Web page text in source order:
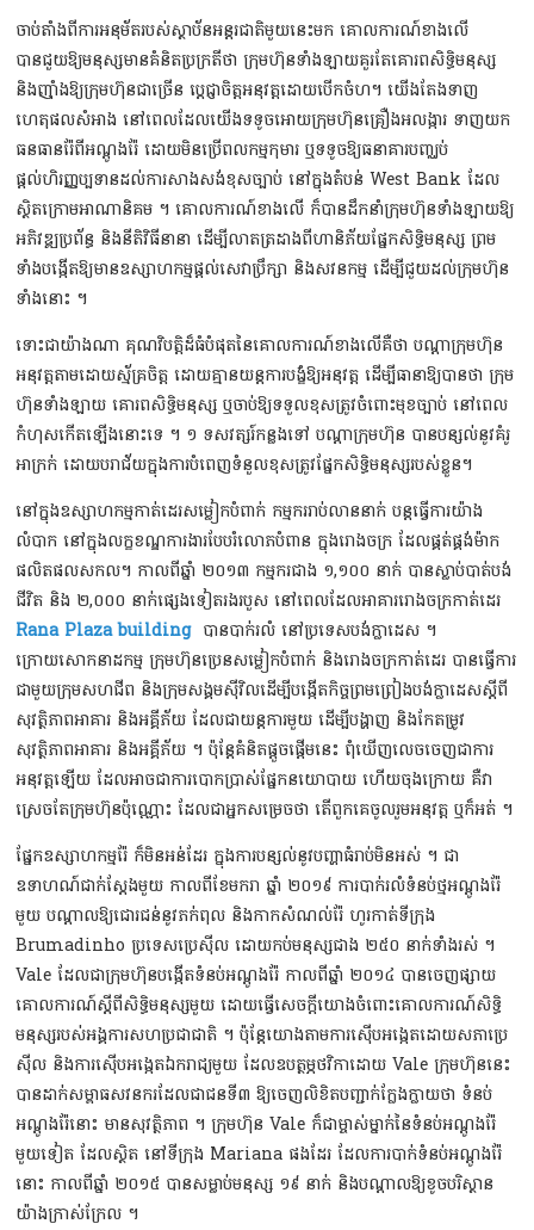
ចាប់តាំងពីការអនុម័តរបស់ស្ថាប័នអន្ដរជាតិមួយនេះមក គោលការណ៍ខាងលើ
បានជួយឱ្យមនុស្សមានគំនិតប្រក្រតីថា ក្រុមហ៊ុនទាំងឡាយគួរតែគោរពសិទ្ធិមនុស្ស
និងញ៉ាំងឱ្យក្រុមហ៊ុនជាច្រើន ប្ដេជ្ញាចិត្ដអនុវត្ដដោយបើកចំហ។ យើងតែងទាញ
ហេតុផលសំអាង នៅពេលដែលយើងទទូចអោយក្រុមហ៊ុនគ្រឿងអលង្ការ ទាញយក
ធនធានរ៉ែពីអណ្ដូងរ៉ែ ដោយមិនប្រើពលកម្មកុមារ ឬទទូចឱ្យធនាគារបញ្ឈប់
ផ្ដល់ហិរញ្ញប្បទានដល់ការសាងសង់ខុសច្បាប់ នៅក្នុងតំបន់ West Bank ដែល
ស្ថិតក្រោមអាណានិគម ។ គោលការណ៍ខាងលើ ក៏បានដឹកនាំក្រុមហ៊ុនទាំងឡាយឱ្យ
អភិវឌ្ឍប្រព័ន្ធ និងនីតិវិធីនានា ដើម្បីលាតត្រដាងពីហានិភ័យផ្នែកសិទ្ធិមនុស្ស ព្រម
ទាំងបង្កើតឱ្យមានឧស្សាហកម្មផ្ដល់សេវាប្រឹក្សា និងសវនកម្ម ដើម្បីជួយដល់ក្រុមហ៊ុន
ទាំងនោះ ។
ទោះជាយ៉ាងណា គុណវិបត្ដិដ៏ធំបំផុតនៃគោលការណ៍ខាងលើគឺថា បណ្ដាក្រុមហ៊ុន
អនុវត្ដតាមដោយស្ម័គ្រចិត្ដ ដោយគ្មានយន្ដការបង្ខំឱ្យអនុវត្ដ ដើម្បីធានាឱ្យបានថា ក្រុម
ហ៊ុនទាំងឡាយ គោរពសិទ្ធិមនុស្ស ឬចាប់ឱ្យទទួលខុសត្រូវចំពោះមុខច្បាប់ នៅពេល
កំហុសកើតឡើងនោះទេ ។ ១ ទសវត្សរ៍កន្លងទៅ បណ្ដាក្រុមហ៊ុន បានបន្សល់នូវគំរូ
អាក្រក់ ដោយបរាជ័យក្នុងការបំពេញទំនួលខុសត្រូវផ្នែកសិទ្ធិមនុស្សរបស់ខ្លួន។
នៅក្នុងឧស្សាហកម្មកាត់ដេរសម្លៀកបំពាក់ កម្មកររាប់លាននាក់ បន្ដធ្វើការយ៉ាង
លំបាក នៅក្នុងលក្ខខណ្ឌការងារបែបរំលោភបំពាន ក្នុងរោងចក្រ ដែលផ្គត់ផ្គង់ម៉ាក
ផលិតផលសកល។ កាលពីឆ្នាំ ២០១៣ កម្មករជាង ១,១០០ នាក់ បានស្លាប់បាត់បង់
ជីវិត និង ២,០០០ នាក់ផ្សេងទៀតរងរបួស នៅពេលដែលអាគាររោងចក្រកាត់ដេរ
Rana Plaza buildingបានបាក់រលំ នៅប្រទេសបង់ក្លាដេស ។
ក្រោយសោកនាដកម្ម ក្រុមហ៊ុនប្រេនសម្លៀកបំពាក់ និងរោងចក្រកាត់ដេរ បានធ្វើការ
ជាមួយក្រុមសហជីព និងក្រុមសង្គមស៊ីវិលដើម្បីបង្កើតកិច្ចព្រមព្រៀងបង់ក្លាដេសស្ដីពី
សុវត្ថិភាពអាគារ និងអគ្គីភ័យ ដែលជាយន្ដការមួយ ដើម្បីបង្ហាញ និងកែតម្រូវ
សុវត្ថិភាពអាគារ និងអគ្គីភ័យ ។ ប៉ុន្ដែគំនិតផ្ដួចផ្ដើមនេះ ពុំឃើញលេចចេញជាការ
អនុវត្ដឡើយ ដែលអាចជាការបោកប្រាស់ផ្នែកនយោបាយ ហើយចុងក្រោយ គឺវា
ស្រេចតែក្រុមហ៊ុនប៉ុណ្ណោះ ដែលជាអ្នកសម្រេចថា តើពួកគេចូលរួមអនុវត្ដ ឬក៏អត់ ។
ផ្នែកឧស្សាហកម្មរ៉ែ ​ក៏មិនអន់ដែរ ក្នុងការបន្សល់នូវបញ្ហាធំរាប់មិនអស់ ។ ជា
ឧទាហណ៍ជាក់ស្ដែងមួយ កាលពីខែមករា ឆ្នាំ ២០១៩ ការបាក់រលំទំនប់ថ្មអណ្ដូងរ៉ែ
មួយ បណ្ដាលឱ្យជោរជន់នូវភក់ពុល និងកាកសំណល់រ៉ែ ហូរកាត់ទីក្រុង
Brumadinho ប្រទេសប្រេស៊ីល ដោយកប់មនុស្សជាង ២៥០ នាក់ទាំងរស់ ។
Vale ដែលជាក្រុមហ៊ុនបង្កើតទំនប់អណ្ដូងរ៉ែ កាលពីឆ្នាំ ២០១៤ បានចេញផ្សាយ
គោលការណ៍ស្ដីពីសិទ្ធិមនុស្សមួយ ដោយធ្វើសេចក្ដីយោងចំពោះគោលការណ៍សិទ្ធិ
មនុស្សរបស់អង្គការសហប្រជាជាតិ ។ ប៉ុន្ដែយោងតាមការស៊ើបអង្កេតដោយសភាប្រេ
ស៊ីល និងការស៊ើបអង្កេតឯករាជ្យមួយ ដែលឧបត្ថម្ភថវិកាដោយ Vale ក្រុមហ៊ុននេះ
បានដាក់សម្ពាធសវនករដែលជាជនទី៣ ឱ្យចេញលិខិតបញ្ជាក់ក្លែងក្លាយថា ទំនប់
អណ្ដូងរ៉ែនោះ មានសុវត្ថិភាព ។ ក្រុមហ៊ុន Vale ក៏ជាម្ចាស់ម្នាក់នៃទំនប់អណ្ដូងរ៉ែ
មួយទៀត ដែលស្ថិត នៅទីក្រុង Mariana ផងដែរ ដែលការបាក់ទំនប់អណ្ដូងរ៉ែ
នោះ កាលពីឆ្នាំ ២០១៥ បានសម្លាប់មនុស្ស ១៩ នាក់ និងបណ្ដាលឱ្យខូចបរិស្ថាន
យ៉ាងក្រាស់ក្រែល ។